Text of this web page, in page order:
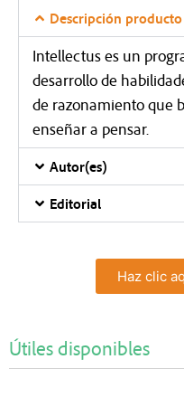
Descripción producto
Intellectus es un
desarrollo de
de razonamiento que
enseñar a pensar.
Autor(es)
Editorial
Haz clic
Útiles disponibles